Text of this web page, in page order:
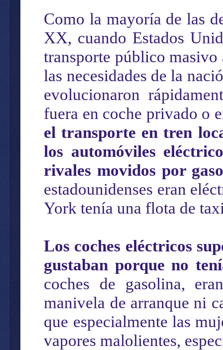
Como la mayoría de las
XX, cuando Estados
transporte público masivo
las necesidades de la
evolucionaron
fuera en coche privado o
el transporte en tren
los automóviles
rivales movidos por
estadounidenses eran
York tenía una flota de
Los coches eléctricos
gustaban porque no
coches de gasolina,
manivela de arranque ni
que especialmente las
vapores malolientes,